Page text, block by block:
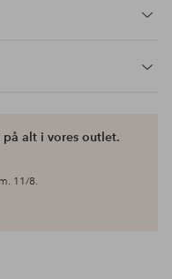
på alt i vores outlet.
11/8.